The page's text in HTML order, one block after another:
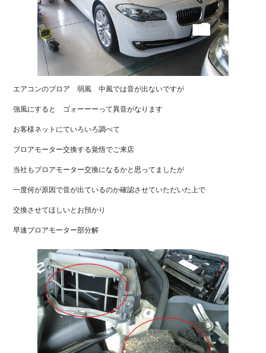
エアコンのブロア 弱風 中風では音が出ないですが
強風にすると ゴォーーーって異音がなります
お客様ネットにていろいろ調べて
ブロアモーター交換する覚悟でご来店
当社もブロアモーター交換になるかと思ってましたが
一度何が原因で音が出ているのか確認させていただいた上で
交換させてほしいとお預かり
早速ブロアモーター部分解